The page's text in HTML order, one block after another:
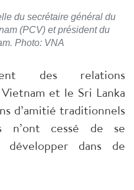
du secrétaire général du
(PCV) et président du
Photo: VNA
des relations
et le Sri Lanka
d’amitié traditionnels
n’ont cessé de se
dans de